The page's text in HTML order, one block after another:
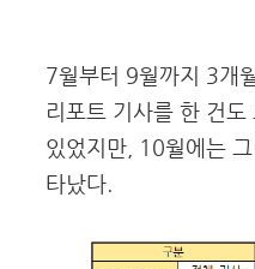
7월부터 9월까지 3개
리포트 기사를 한 건도
있었지만, 10월에는
타났다.